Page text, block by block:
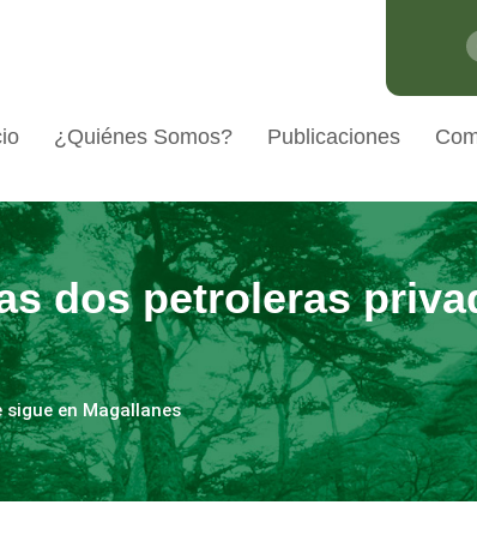
¿Quiénes Somos? Publicaciones
dos petroleras
en Magallanes